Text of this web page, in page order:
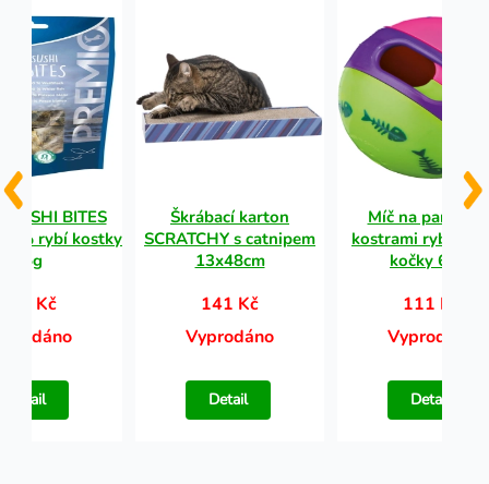
SUSHI BITES
rybí kostky
75g
113 Kč
Detail
Škrábací karton
SCRATCHY s catnipem
13x48cm
141 Kč
Vyprodáno
Detail
Míč na pamlsky
kostrami rybiček,
kočky 6 cm
111 Kč
Vyprodáno
Detail